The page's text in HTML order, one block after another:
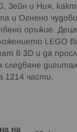
Зейн и Ния,
и Огнено
оръжие.
LEGO
в 3D и да
следване
1214 части.
на